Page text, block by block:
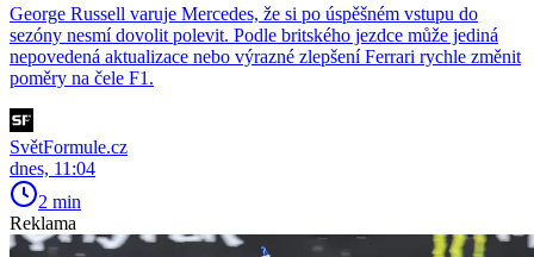
George Russell varuje Mercedes, že si po úspěšném vstupu do
sezóny nesmí dovolit polevit. Podle britského jezdce může jediná
nepovedená aktualizace nebo výrazné zlepšení Ferrari rychle změnit
poměry na čele F1.
SvětFormule.cz
dnes, 11:04
2 min
Reklama